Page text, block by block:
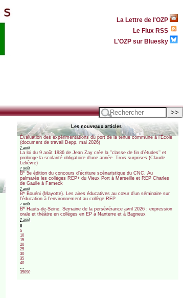
La Lettre de l'OZP
Le Flux RSS
L'OZP sur Bluesky
Les nouveaux articles
Évaluation des expérimentations du port de la tenue commune à l’École
(document de travail Depp, mai 2026)
7 août
La loi du 9 août 1936 de Jean Zay crée la ’’classe de fin d’études’’ et
prolonge la scolarité obligatoire d’une année. Trois surprises (Claude
Lelièvre)
7 août
B* 5e édition du concours d’écriture scénaristique du CNC. Au
palmarès les collèges REP+ du Vieux Port à Marseille et REP Charles
de Gaulle à Fameck
7 août
B* Bouéni (Mayotte). Les aires éducatives au cœur d’un séminaire sur
l’éducation à l’environnement au collège REP
7 août
B* Hauts-de-Seine. Semaine de la persévérance avril 2026 : expression
orale et théâtre en collèges en EP à Nanterre et à Bagneux
7 août
0
5
10
15
20
25
30
35
40
35090